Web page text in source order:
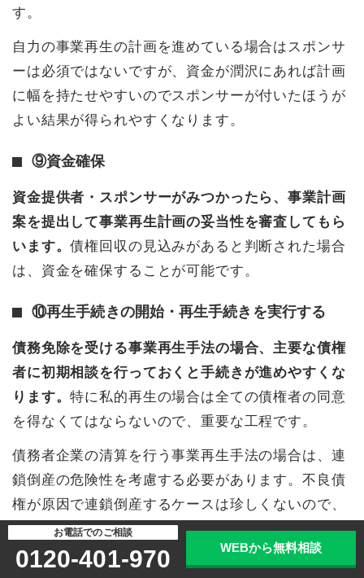
す。
自力の事業再生の計画を進めている場合はスポンサ
ーは必須ではないですが、資金が潤沢にあれば計画
に幅を持たせやすいのでスポンサーが付いたほうが
よい結果が得られやすくなります。
⑨資金確保
資金提供者・スポンサーがみつかったら、事業計画
案を提出して事業再生計画の妥当性を審査してもら
います。債権回収の見込みがあると判断された場合
は、資金を確保することが可能です。
⑩再生手続きの開始・再生手続きを実行する
債務免除を受ける事業再生手法の場合、主要な債権
者に初期相談を行っておくと手続きが進めやすくな
ります。特に私的再生の場合は全ての債権者の同意
を得なくてはならないので、重要な工程です。
債務者企業の清算を行う事業再生手法の場合は、連
鎖倒産の危険性を考慮する必要があります。不良債
権が原因で連鎖倒産するケースは珍しくないので、
取引先の買掛金などはできる限り手当しなくてはな
りません。
お電話でのご相談
0120-401-970 WEBから無料相談